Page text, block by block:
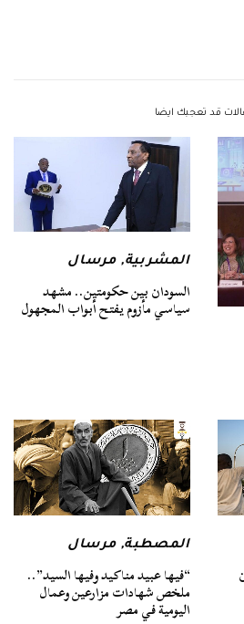
قد تعجبك ايضا
المشربية,مرسال
السودان بين حكومتين.. مشهد
سياسي مأزوم يفتح أبواب المجهول
المصطبة,مرسال
“فيها عبيد مناكيد وفيها السيد”..
ملخص شهادات مزارعين وعمال
اليومية في مصر